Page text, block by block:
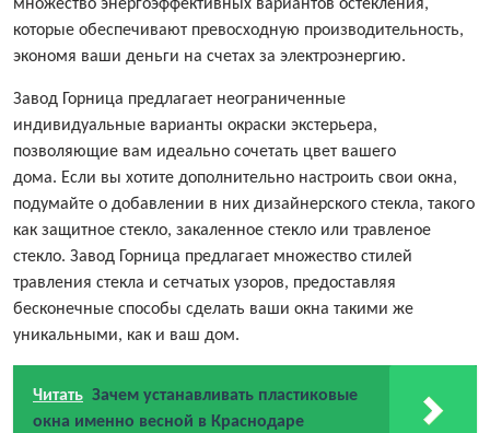
множество энергоэффективных вариантов остекления,
которые обеспечивают превосходную производительность,
экономя ваши деньги на счетах за электроэнергию.
Завод Горница предлагает неограниченные
индивидуальные варианты окраски экстерьера,
позволяющие вам идеально сочетать цвет вашего
дома. Если вы хотите дополнительно настроить свои окна,
подумайте о добавлении в них дизайнерского стекла, такого
как защитное стекло, закаленное стекло или травленое
стекло. Завод Горница предлагает множество стилей
травления стекла и сетчатых узоров, предоставляя
бесконечные способы сделать ваши окна такими же
уникальными, как и ваш дом.
Читать Зачем устанавливать пластиковые
окна именно весной в Краснодаре